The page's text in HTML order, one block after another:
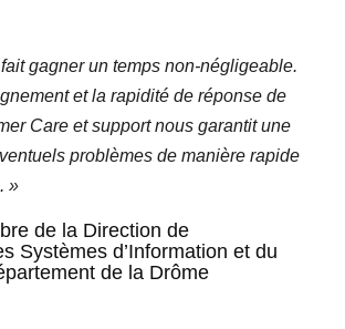
gagner un temps non-négligeable.
et la rapidité de réponse de
Care et support nous garantit une
problèmes de manière rapide
»
de la Direction de
Systèmes d’Information et du
de la Drôme